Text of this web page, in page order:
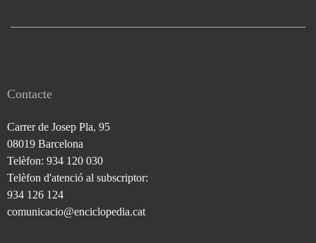
Contacte
Carrer de Josep Pla, 95
08019 Barcelona
Telèfon: 934 120 030
Telèfon d'atenció al subscriptor:
934 126 124
comunicacio@enciclopedia.cat